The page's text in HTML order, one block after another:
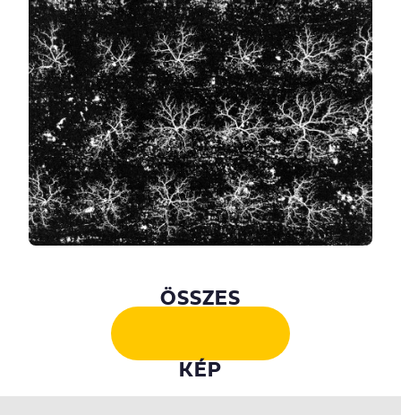
ÖSSZES
KÉP